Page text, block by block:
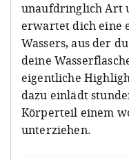
unaufdringlich Art
erwartet dich eine
Wassers, aus der
deine
eigentliche
dazu einlädt
Körperteil einem
unterziehen.